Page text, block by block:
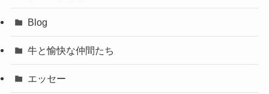
Blog
牛と愉快な仲間たち
エッセー